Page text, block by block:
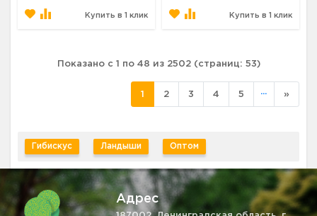
Купить в 1 клик Купить в 1 клик
Показано с 1 по 48 из 2502 (страниц: 53)
1 2 3 4 5 ... »
Гибискус Ландыши Оптом
Адрес